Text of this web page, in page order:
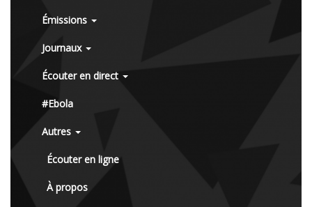
Émissions
Journaux
Écouter en direct
#Ebola
Autres
Écouter en ligne
À propos